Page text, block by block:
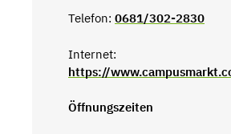
Telefon: 0681/302-2830
Internet:
https://
Öffnungszeiten